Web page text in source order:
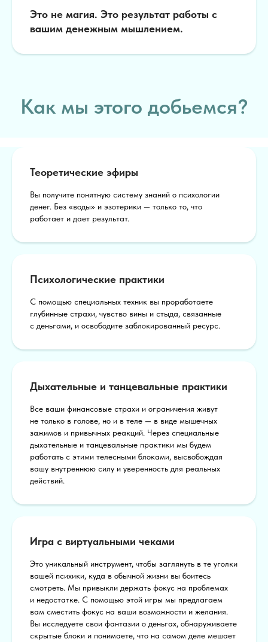
Это не магия. Это результат работы с
вашим денежным мышлением.
Как мы этого добьемся?
Теоретические эфиры
Вы получите понятную систему знаний о психологии
денег. Без «воды» и эзотерики — только то, что
работает и дает результат.
Психологические практики
С помощью специальных техник вы проработаете
глубинные страхи, чувство вины и стыда, связанные
с деньгами, и освободите заблокированный ресурс.
Дыхательные и танцевальные практики
Все ваши финансовые страхи и ограничения живут
не только в голове, но и в теле — в виде мышечных
зажимов и привычных реакций. Через специальные
дыхательные и танцевальные практики мы будем
работать с этими телесными блоками, высвобождая
вашу внутреннюю силу и уверенность для реальных
действий.
Игра с виртуальными чеками
Это уникальный инструмент, чтобы заглянуть в те уголки
вашей психики, куда в обычной жизни вы боитесь
смотреть. Мы привыкли держать фокус на проблемах
и недостатке. С помощью этой игры мы предлагаем
вам сместить фокус на ваши возможности и желания.
Вы исследуете свои фантазии о деньгах, обнаруживаете
скрытые блоки и понимаете, что на самом деле мешает